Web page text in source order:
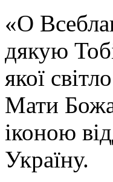
«О
дякую
якої
Мати
іконою
Україну.